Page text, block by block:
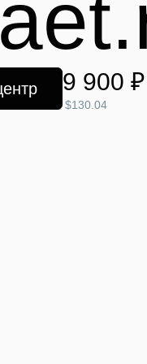
9 900 ₽
$130.04